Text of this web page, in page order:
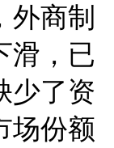
外商制
滑，已
少了资
场份额